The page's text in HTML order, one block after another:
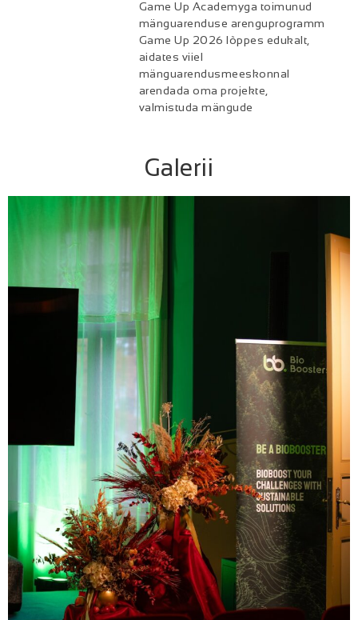
Game Up Academyga toimunud
mänguarenduse arenguprogramm
Game Up 2026 lõppes edukalt,
aidates viiel
mänguarendusmeeskonnal
arendada oma projekte,
valmistuda mängude
Galerii